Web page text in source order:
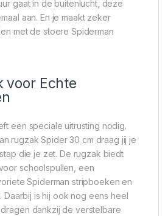
gaat in de buitenlucht, deze
aan. En je maakt zeker
met de stoere Spiderman
voor Echte
een speciale uitrusting nodig.
rugzak Spider 30 cm draag jij je
die je zet. De rugzak biedt
schoolspullen, een
Spiderman stripboeken en
Daarbij is hij ook nog eens heel
dankzij de verstelbare